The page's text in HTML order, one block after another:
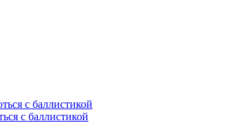
с баллистикой